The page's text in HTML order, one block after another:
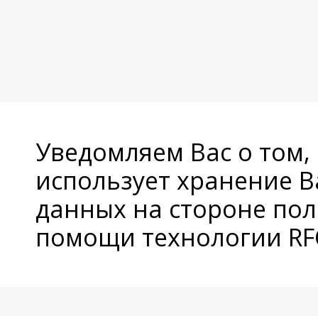
Уведомляем Вас о
использует хранение
данных на стороне
помощи технологии